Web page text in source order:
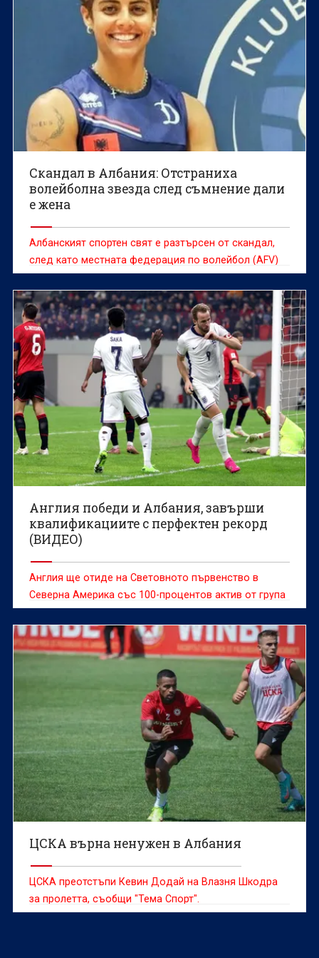
Скандал в Албания: Отстраниха
волейболна звезда след съмнение дали
е жена
Албанският спортен свят е разтърсен от скандал,
след като местната федерация по волейбол (AFV)
временно отстрани опитната бразилска
волейболистка Наяра Ферейра, докато не бъде
извършен задължителен тест за полова
принадлежност.
Англия победи и Албания, завърши
квалификациите с перфектен рекорд
(ВИДЕО)
Англия ще отиде на Световното първенство в
Северна Америка със 100-процентов актив от група
К – осем победи в осем мача
ЦСКА върна ненужен в Албания
ЦСКА преотстъпи Кевин Додай на Влазня Шкодра
за пролетта, съобщи "Тема Спорт".